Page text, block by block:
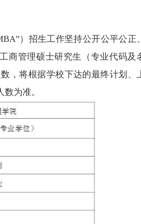
）招生工作坚持公开公平公正、
商管理硕士研究生（专业代码及
，将根据学校下达的最终计划、
为准。